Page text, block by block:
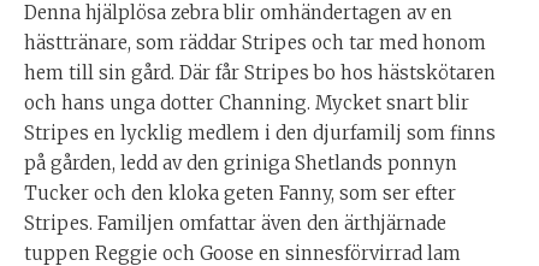
Denna hjälplösa zebra blir omhändertagen av en
hästtränare, som räddar Stripes och tar med honom
hem till sin gård. Där får Stripes bo hos hästskötaren
och hans unga dotter Channing. Mycket snart blir
Stripes en lycklig medlem i den djurfamilj som finns
på gården, ledd av den griniga Shetlands ponnyn
Tucker och den kloka geten Fanny, som ser efter
Stripes. Familjen omfattar även den ärthjärnade
tuppen Reggie och Goose en sinnesförvirrad lam